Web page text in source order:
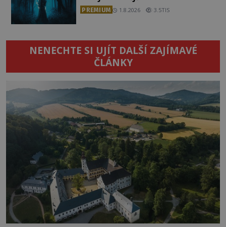
PREMIUM 1.8.2026 3.5TIS
NENECHTE SI UJÍT DALŠÍ ZAJÍMAVÉ
ČLÁNKY